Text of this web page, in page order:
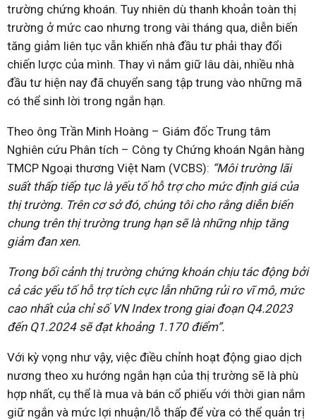
trường chứng khoán. Tuy nhiên dù thanh khoản toàn thị
trường ở mức cao nhưng trong vài tháng qua, diễn biến
tăng giảm liên tục vẫn khiến nhà đầu tư phải thay đổi
chiến lược của mình. Thay vì nắm giữ lâu dài, nhiều nhà
đầu tư hiện nay đã chuyển sang tập trung vào những mã
có thể sinh lời trong ngắn hạn.
Theo ông Trần Minh Hoàng – Giám đốc Trung tâm
Nghiên cứu Phân tích – Công ty Chứng khoán Ngân hàng
TMCP Ngoại thương Việt Nam (VCBS): “Môi trường lãi
suất thấp tiếp tục là yếu tố hỗ trợ cho mức định giá của
thị trường. Trên cơ sở đó, chúng tôi cho rằng diễn biến
chung trên thị trường trung hạn sẽ là những nhịp tăng
giảm đan xen.
Trong bối cảnh thị trường chứng khoán chịu tác động bởi
cả các yếu tố hỗ trợ tích cực lẫn những rủi ro vĩ mô, mức
cao nhất của chỉ số VN Index trong giai đoạn Q4.2023
đến Q1.2024 sẽ đạt khoảng 1.170 điểm”.
Với kỳ vọng như vậy, việc điều chỉnh hoạt động giao dịch
nương theo xu hướng ngắn hạn của thị trường sẽ là phù
hợp nhất, cụ thể là mua và bán cổ phiếu với thời gian nắm
giữ ngắn và mức lợi nhuận/lỗ thấp để vừa có thể quản trị